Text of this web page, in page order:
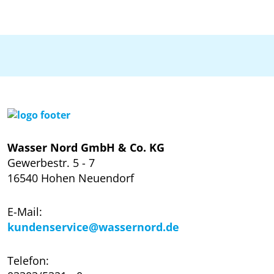
Wasser Nord GmbH & Co. KG
Gewerbestr. 5 - 7
16540 Hohen Neuendorf
E-Mail:
kundenservice@wassernord.de
Telefon: